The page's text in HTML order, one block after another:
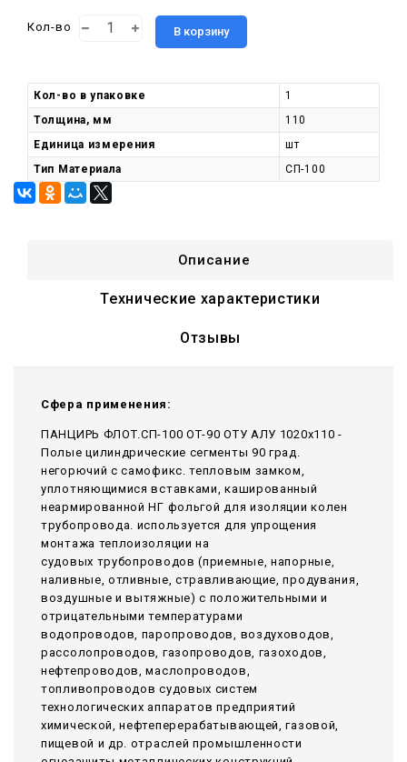
Кол-во В корзину
Кол-во в упаковке
1
Толщина, мм
110
Единица измерения
шт
Тип Материала
СП-100
Описание
Технические характеристики
Отзывы
Сфера применения:
ПАНЦИРЬ ФЛОТ.СП-100 ОТ-90 ОТУ АЛУ 1020x110 -
Полые цилиндрические сегменты 90 град.
негорючий c самофикс. тепловым замком,
уплотняющимися вставками, кашированный
неармированной НГ фольгой для изоляции колен
трубопровода. используется для упрощения
монтажа теплоизоляции на
судовых трубопроводов (приемные, напорные,
наливные, отливные, стравливающие, продувания,
воздушные и вытяжные) с положительными и
отрицательными температурами
водопроводов, паропроводов, воздуховодов,
рассолопроводов, газопроводов, газоходов,
нефтепроводов, маслопроводов,
топливопроводов судовых систем
технологических аппаратов предприятий
химической, нефтеперерабатывающей, газовой,
пищевой и др. отраслей промышленности